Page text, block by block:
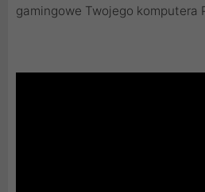
gamingowe Twojego komputera